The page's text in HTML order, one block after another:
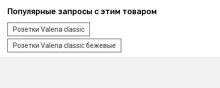
Популярные запросы с этим товаром
Розетки Valena classic
Розетки Valena classic бежевые